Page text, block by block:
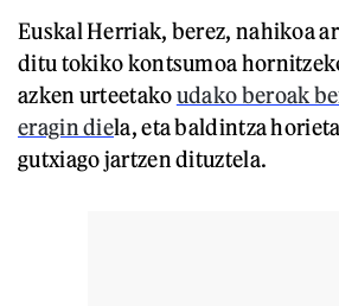
Euskal Herriak, berez, nahikoa
ditu tokiko kontsumoa
azken urteetakoudako beroak
eragin diela, eta baldintza
gutxiago jartzen dituztela.